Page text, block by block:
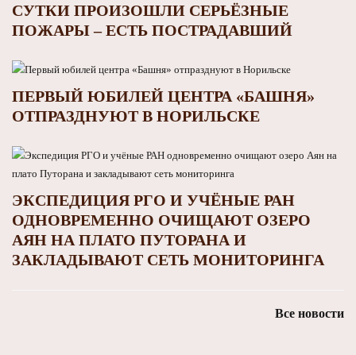
СУТКИ ПРОИЗОШЛИ СЕРЬЁЗНЫЕ
ПОЖАРЫ – ЕСТЬ ПОСТРАДАВШИЙ
ПЕРВЫЙ ЮБИЛЕЙ ЦЕНТРА «БАШНЯ»
ОТПРАЗДНУЮТ В НОРИЛЬСКЕ
ЭКСПЕДИЦИЯ РГО И УЧЁНЫЕ РАН
ОДНОВРЕМЕННО ОЧИЩАЮТ ОЗЕРО
АЯН НА ПЛАТО ПУТОРАНА И
ЗАКЛАДЫВАЮТ СЕТЬ МОНИТОРИНГА
Все новости